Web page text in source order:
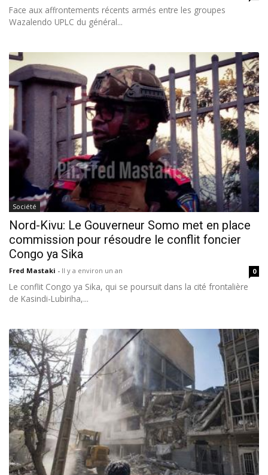
Face aux affrontements récents armés entre les groupes
Wazalendo UPLC du général...
Société
Nord-Kivu: Le Gouverneur Somo met en place
commission pour résoudre le conflit foncier
Congo ya Sika
Fred Mastaki - Il y a environ un an 0
Le conflit Congo ya Sika, qui se poursuit dans la cité frontalière
de Kasindi-Lubiriha,...